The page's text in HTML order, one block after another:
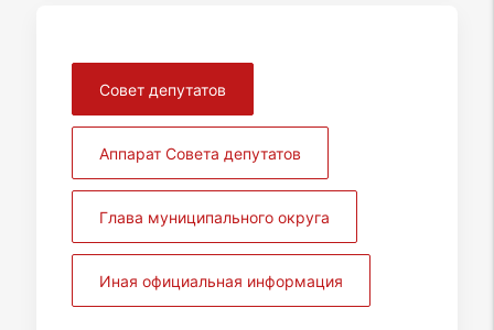
Совет депутатов
Аппарат Совета депутатов
Глава муниципального округа
Иная официальная информация